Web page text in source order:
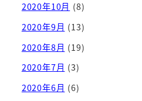
2020年10月 (8)
2020年9月 (13)
2020年8月 (19)
2020年7月 (3)
2020年6月 (6)